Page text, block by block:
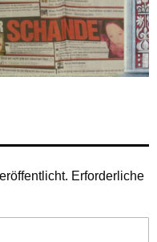
Erforderliche